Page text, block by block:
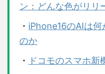
ン：どんな色がリリ
・ iPhone16のAIは
のか
・
ドコモのスマホ新